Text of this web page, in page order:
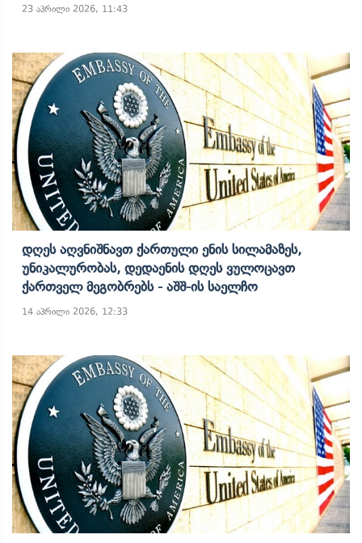
23 აპრილი 2026, 11:43
Დღეს Აღვნიშნავთ Ქართული Ენის Სილამაზეს,
Უნიკალურობას, Დედაენის Დღეს Ვულოცავთ
Ქართველ Მეგობრებს - Აშშ-Ის Საელჩო
14 აპრილი 2026, 12:33